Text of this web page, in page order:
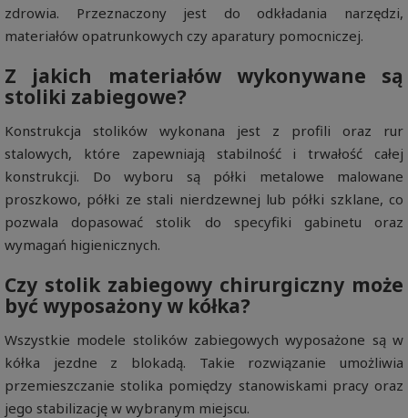
zdrowia. Przeznaczony jest do odkładania narzędzi,
materiałów opatrunkowych czy aparatury pomocniczej.
Z jakich materiałów wykonywane są
stoliki zabiegowe?
Konstrukcja stolików wykonana jest z profili oraz rur
stalowych, które zapewniają stabilność i trwałość całej
konstrukcji. Do wyboru są półki metalowe malowane
proszkowo, półki ze stali nierdzewnej lub półki szklane, co
pozwala dopasować stolik do specyfiki gabinetu oraz
wymagań higienicznych.
Czy stolik zabiegowy chirurgiczny może
być wyposażony w kółka?
Wszystkie modele stolików zabiegowych wyposażone są w
kółka jezdne z blokadą. Takie rozwiązanie umożliwia
przemieszczanie stolika pomiędzy stanowiskami pracy oraz
jego stabilizację w wybranym miejscu.